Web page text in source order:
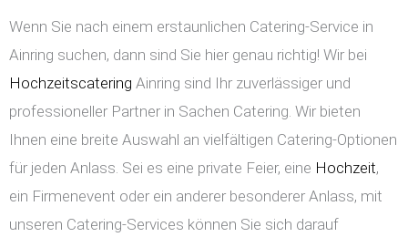
Wenn Sie nach einem erstaunlichen Catering-Service in
Ainring suchen, dann sind Sie hier genau richtig! Wir bei
Hochzeitscatering Ainring sind Ihr zuverlässiger und
professioneller Partner in Sachen Catering. Wir bieten
Ihnen eine breite Auswahl an vielfältigen Catering-Optionen
für jeden Anlass. Sei es eine private Feier, eine Hochzeit,
ein Firmenevent oder ein anderer besonderer Anlass, mit
unseren Catering-Services können Sie sich darauf